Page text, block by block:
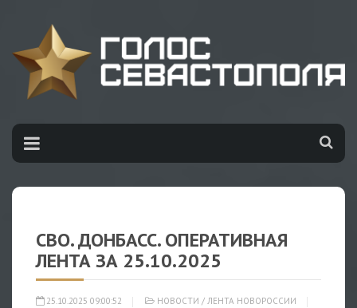
СВО. ДОНБАСС. ОПЕРАТИВНАЯ
ЛЕНТА ЗА 25.10.2025
25.10.2025 09:00:52 НОВОСТИ / ЛЕНТА НОВОРОССИИ